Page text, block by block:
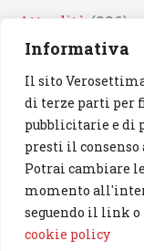
Informativa
Il sito
di terze parti per
pubblicitarie e di
presti il
Potrai cambiare
momento
seguendo il link o
cookie policy
Attualità (336)
Eventi(330)
Artisti (241)
News(238)
Cerca
© 2023